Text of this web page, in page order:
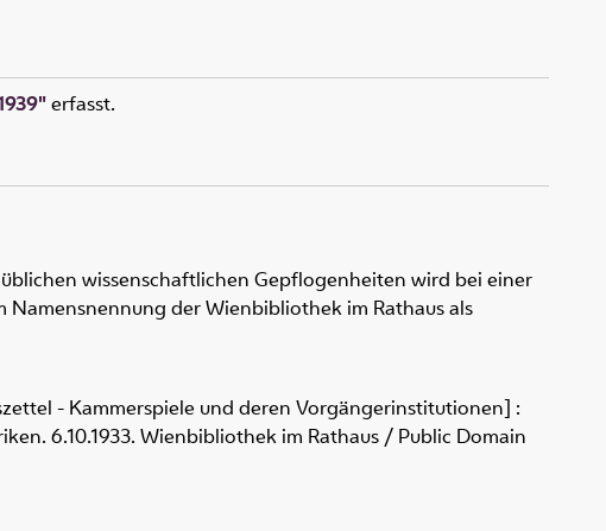
erfasst.
wissenschaftlichen Gepflogenheiten wird bei einer
der Wienbibliothek im Rathaus als
- Kammerspiele und deren Vorgängerinstitutionen] :
6.10.1933. Wienbibliothek im Rathaus / Public Domain